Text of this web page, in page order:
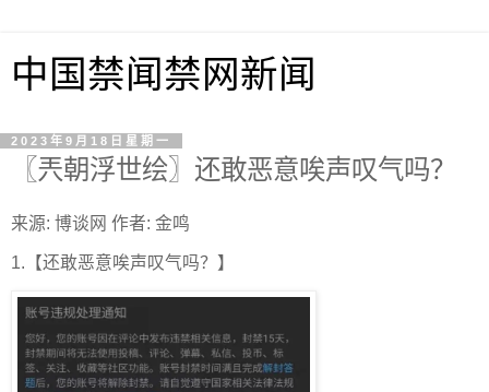
中国禁闻禁网新闻
2023年9月18日星期一
〖兲朝浮世绘〗还敢恶意唉声叹气吗？
来源: 博谈网 作者: 金鸣
1.【还敢恶意唉声叹气吗？】